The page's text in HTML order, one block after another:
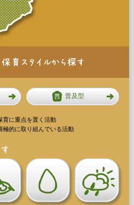
普及型
育に重点を置く活動
極的に取り組んでいる活動